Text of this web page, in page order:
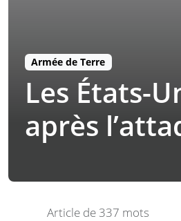
Armée de Terre
Les États-
après
Article de 337 mots